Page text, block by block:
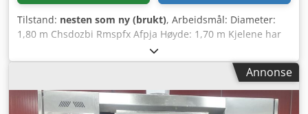
Tilstand: nesten som ny (brukt), Arbeidsmål: Diameter:
1,80 m Chsdozbi Rmspfx Afpja Høyde: 1,70 m Kjelene har
en dampkappe som fungerer som et varmekammer. Den
omslutter beholderen og varmen fordeles sirkulært under
et visst trykk. Dampen leveres fra en kjele. Systemet brukes
vanligvis industrielt til bearbeiding av næringsmidler,
syltetøy, gelé, sjokolade, søtsaker, hermetikk, kjøtt, sauser
Annonse